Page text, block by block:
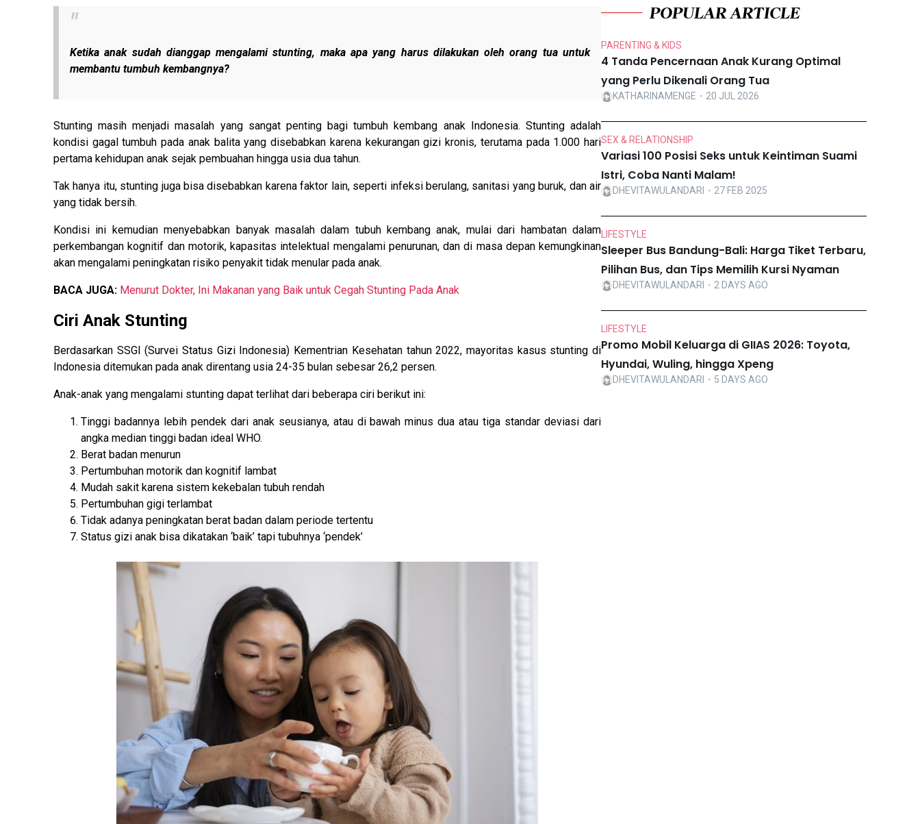
Ketika anak sudah dianggap mengalami stunting, maka apa yang harus dilakukan oleh orang tua untuk
membantu tumbuh kembangnya?
Stunting masih menjadi masalah yang sangat penting bagi tumbuh kembang anak Indonesia. Stunting adalah
kondisi gagal tumbuh pada anak balita yang disebabkan karena kekurangan gizi kronis, terutama pada 1.000 hari
pertama kehidupan anak sejak pembuahan hingga usia dua tahun.
Tak hanya itu, stunting juga bisa disebabkan karena faktor lain, seperti infeksi berulang, sanitasi yang buruk, dan air
yang tidak bersih.
Kondisi ini kemudian menyebabkan banyak masalah dalam tubuh kembang anak, mulai dari hambatan dalam
perkembangan kognitif dan motorik, kapasitas intelektual mengalami penurunan, dan di masa depan kemungkinan
akan mengalami peningkatan risiko penyakit tidak menular pada anak.
BACA JUGA: Menurut Dokter, Ini Makanan yang Baik untuk Cegah Stunting Pada Anak
Ciri Anak Stunting
Berdasarkan SSGI (Survei Status Gizi Indonesia) Kementrian Kesehatan tahun 2022, mayoritas kasus stunting di
Indonesia ditemukan pada anak direntang usia 24-35 bulan sebesar 26,2 persen.
Anak-anak yang mengalami stunting dapat terlihat dari beberapa ciri berikut ini:
Tinggi badannya lebih pendek dari anak seusianya, atau di bawah minus dua atau tiga standar deviasi dari
angka median tinggi badan ideal WHO.
Berat badan menurun
Pertumbuhan motorik dan kognitif lambat
Mudah sakit karena sistem kekebalan tubuh rendah
Pertumbuhan gigi terlambat
Tidak adanya peningkatan berat badan dalam periode tertentu
Status gizi anak bisa dikatakan ‘baik’ tapi tubuhnya ‘pendek’
POPULAR ARTICLE
PARENTING & KIDS
4 Tanda Pencernaan Anak Kurang Optimal
yang Perlu Dikenali Orang Tua
KATHARINAMENGE ・20 JUL 2026
SEX & RELATIONSHIP
Variasi 100 Posisi Seks untuk Keintiman Suami
Istri, Coba Nanti Malam!
DHEVITAWULANDARI ・27 FEB 2025
LIFESTYLE
Sleeper Bus Bandung-Bali: Harga Tiket Terbaru,
Pilihan Bus, dan Tips Memilih Kursi Nyaman
DHEVITAWULANDARI ・2 DAYS AGO
LIFESTYLE
Promo Mobil Keluarga di GIIAS 2026: Toyota,
Hyundai, Wuling, hingga Xpeng
DHEVITAWULANDARI ・5 DAYS AGO